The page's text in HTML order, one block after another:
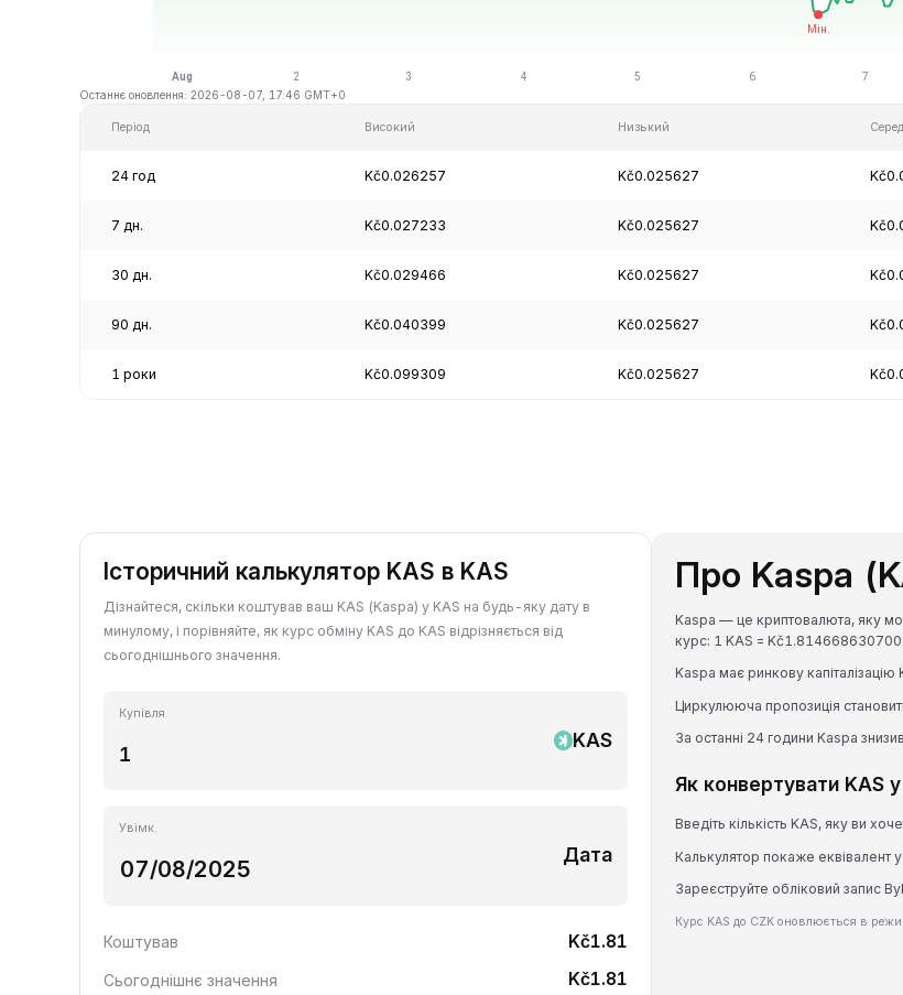
Останнє оновлення: 2026-08-07, 17:46 GMT+0
Період Високий Низький
24 год Kč0.026257 Kč0.025627
7 дн. Kč0.027233 Kč0.025627
30 дн. Kč0.029466 Kč0.025627
90 дн. Kč0.040399 Kč0.025627
1 роки Kč0.099309 Kč0.025627
Історичний калькулятор KAS в KAS
Дізнайтеся, скільки коштував ваш KAS (Kaspa) у KAS на будь-яку дату в
минулому, і порівняйте, як курс обміну KAS до KAS відрізняється від
сьогоднішнього значення.
Купівля
KAS
Увімк.
Дата
Коштував Kč1.81
Сьогоднішнє значення Kč1.81
Про Kaspa
Kaspa — це криптовалюта, яку
курс: 1 KAS =
Kaspa має ринкову
Циркулююча пропозиція
За останні 24 години Kaspa
Як конвертувати KAS
Введіть кількість KAS, яку ви
Калькулятор покаже еквівалент
Зареєструйте обліковий запис
Курс KAS до CZK оновлюється в